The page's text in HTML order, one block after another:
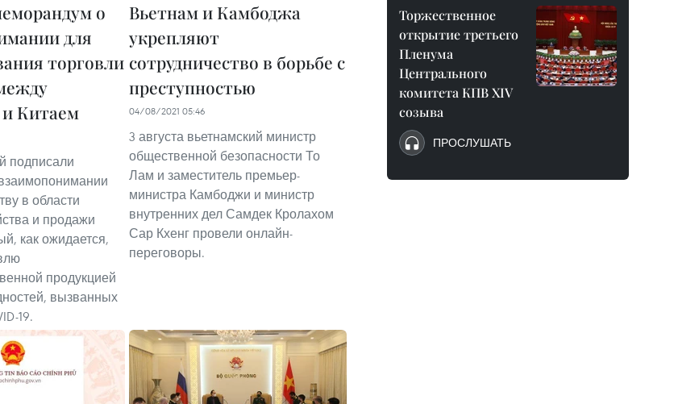
о
для
торговли
Китаем
подписали
в области
и продажи
как ожидается,
продукцией
вызванных
19.
Вьетнам и Камбоджа
укрепляют
сотрудничество в борьбе с
преступностью
04/08/2021 05:46
3 августа вьетнамский министр
общественной безопасности То
Лам и заместитель премьер-
министра Камбоджи и министр
внутренних дел Самдек Кролахом
Сар Кхенг провели онлайн-
переговоры.
Торжественное
открытие третьего
Пленума
Центрального
комитета КПВ XIV
созыва
ПРОСЛУШАТЬ